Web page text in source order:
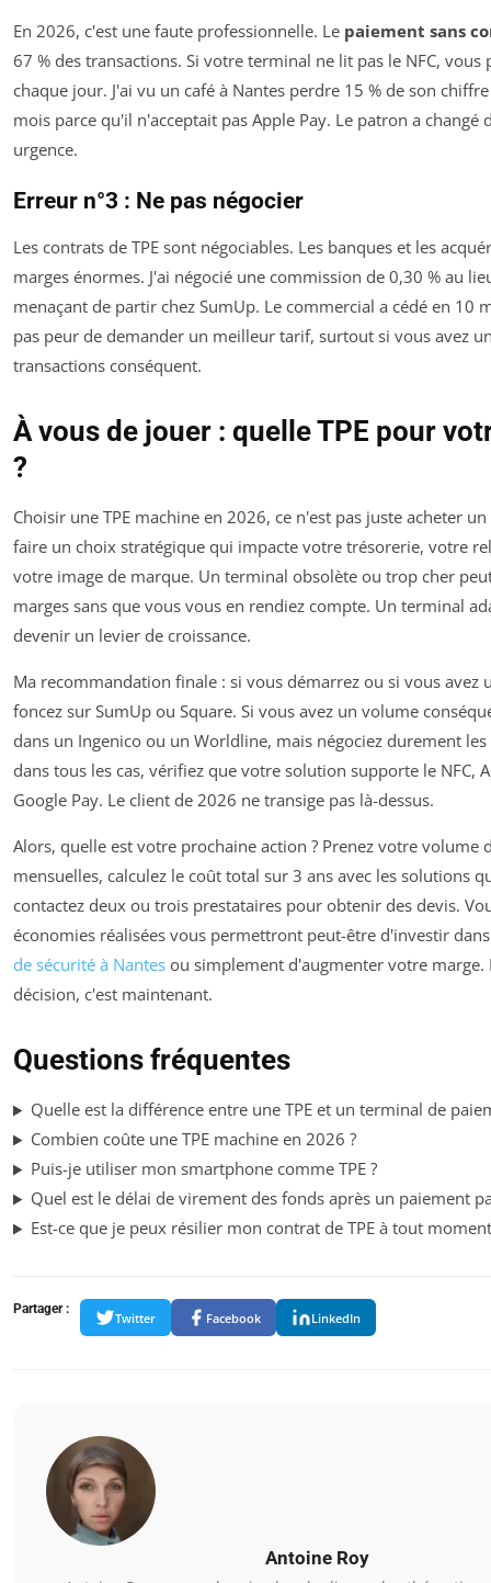
En 2026, c'est une faute professionnelle. Le paiement sans
67 % des transactions. Si votre terminal ne lit pas le NFC, vous
chaque jour. J'ai vu un café à Nantes perdre 15 % de son
mois parce qu'il n'acceptait pas Apple Pay. Le patron a changé
urgence.
Erreur n°3 : Ne pas négocier
Les contrats de TPE sont négociables. Les banques et les
marges énormes. J'ai négocié une commission de 0,30 % au
menaçant de partir chez SumUp. Le commercial a cédé en 10
pas peur de demander un meilleur tarif, surtout si vous avez
transactions conséquent.
À vous de jouer : quelle TPE pour
?
Choisir une TPE machine en 2026, ce n'est pas juste acheter
faire un choix stratégique qui impacte votre trésorerie, votre
votre image de marque. Un terminal obsolète ou trop cher
marges sans que vous vous en rendiez compte. Un terminal
devenir un levier de croissance.
Ma recommandation finale : si vous démarrez ou si vous avez
foncez sur SumUp ou Square. Si vous avez un volume
dans un Ingenico ou un Worldline, mais négociez durement
dans tous les cas, vérifiez que votre solution supporte le NFC,
Google Pay. Le client de 2026 ne transige pas là-dessus.
Alors, quelle est votre prochaine action ? Prenez votre volume
mensuelles, calculez le coût total sur 3 ans avec les solutions
contactez deux ou trois prestataires pour obtenir des devis.
économies réalisées vous permettront peut-être d'investir
de sécurité à Nantes ou simplement d'augmenter votre marge.
décision, c'est maintenant.
Questions fréquentes
Quelle est la différence entre une TPE et un terminal de
Combien coûte une TPE machine en 2026 ?
Puis-je utiliser mon smartphone comme TPE ?
Quel est le délai de virement des fonds après un paiement
Est-ce que je peux résilier mon contrat de TPE à tout
Partager :
Twitter Facebook LinkedIn
Antoine Roy